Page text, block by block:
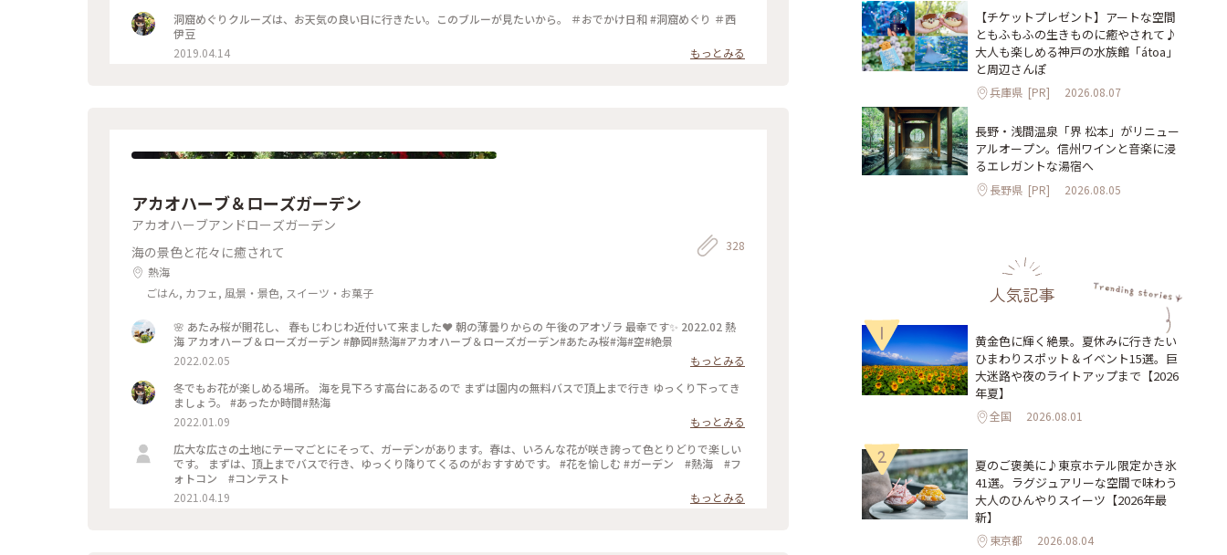
洞窟めぐりクルーズは、お天気の良い日に行きたい。このブルーが見たいから。 ＃おでかけ日和 #洞窟めぐり ＃西
伊豆
2019.04.14
もっとみる
アカオハーブ＆ローズガーデン
アカオハーブアンドローズガーデン
海の景色と花々に癒されて
熱海
ごはん, カフェ, 風景・景色, スイーツ・お菓子
328
🌸 あたみ桜が開花し、 春もじわじわ近付いて来ました❤ 朝の薄曇りからの 午後のアオゾラ 最幸です✨ 2022.02 熱
海 アカオハーブ＆ローズガーデン #静岡#熱海#アカオハーブ＆ローズガーデン#あたみ桜#海#空#絶景
2022.02.05
もっとみる
冬でもお花が楽しめる場所。 海を見下ろす高台にあるので まずは園内の無料バスで頂上まで行き ゆっくり下ってき
ましょう。 #あったか時間#熱海
2022.01.09
もっとみる
広大な広さの土地にテーマごとにそって、ガーデンがあります。春は、いろんな花が咲き誇って色とりどりで楽しい
です。 まずは、頂上までバスで行き、ゆっくり降りてくるのがおすすめです。 #花を愉しむ #ガーデン #熱海 #フ
ォトコン #コンテスト
2021.04.19
もっとみる
【チケットプレゼント】アートな空間
ともふもふの生きものに癒やされて♪
大人も楽しめる神戸の水族館「átoa」
と周辺さんぽ
兵庫県 [PR] 2026.08.07
長野・浅間温泉「界 松本」がリニュー
アルオープン。信州ワインと音楽に浸
るエレガントな湯宿へ
長野県 [PR] 2026.08.05
人気記事
1
黄金色に輝く絶景。夏休みに行きたい
ひまわりスポット＆イベント15選。巨
大迷路や夜のライトアップまで【2026
年夏】
全国 2026.08.01
2
夏のご褒美に♪東京ホテル限定かき氷
41選。ラグジュアリーな空間で味わう
大人のひんやりスイーツ【2026年最
新】
東京都 2026.08.04